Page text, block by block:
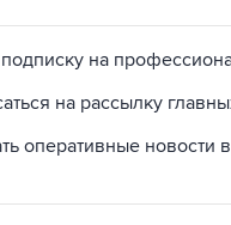
на рассылку
оперативные новости
ТЕМЕ